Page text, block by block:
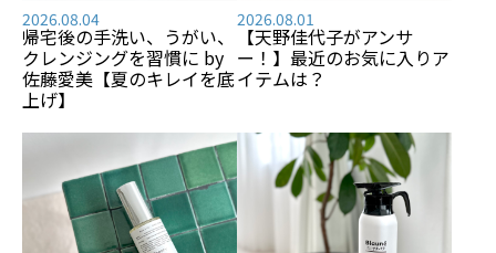
2026.08.04
帰宅後の手洗い、うがい、
クレンジングを習慣に by
佐藤愛美【夏のキレイを底
上げ】
2026.08.01
【天野佳代子がアンサ
ー！】最近のお気に入りア
イテムは？